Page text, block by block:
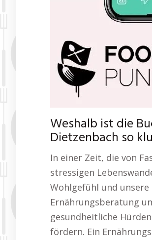
Weshalb ist die
Dietzenbach so
In einer Zeit, die von
stressigen
Wohlgefühl und
Ernährungsberatung
gesundheitliche
fördern. Ein